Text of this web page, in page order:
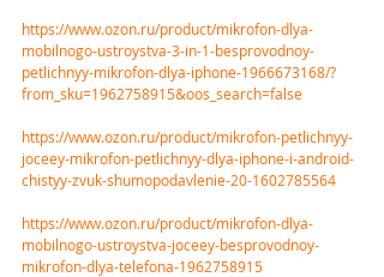
https://www.ozon.ru/product/mikrofon-dlya-
mobilnogo-ustroystva-3-in-1-besprovodnoy-
petlichnyy-mikrofon-dlya-iphone-1966673168/?
from_sku=1962758915&oos_search=false
https://www.ozon.ru/product/mikrofon-petlichnyy-
joceey-mikrofon-petlichnyy-dlya-iphone-i-android-
chistyy-zvuk-shumopodavlenie-20-1602785564
https://www.ozon.ru/product/mikrofon-dlya-
mobilnogo-ustroystva-joceey-besprovodnoy-
mikrofon-dlya-telefona-1962758915